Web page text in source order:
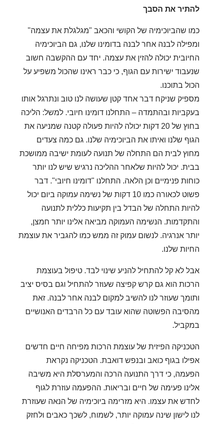
להתיר את הסבך
כמו שהביוכימיה של הקושי והכאב "מגלגלת את עצמה"
ומפילה לבנה אחר לבנה בדומינו שלנו, גם הביוכימיה
החיובית יכולה להזין את עצמה. יחד עם ההקשבה חשוב
שנעבוד ישירות עם הגוף, כי כבר ראינו שהכול משפיע על
הכול בתוכנו.
מספיק שניקח דבר אחד קטן שעושה לנו טוב ונתרגל אותו
בעקביות ובהתמדה – התחלנו דומינו חיובי. למשל: הליכה
בחוץ של 20 דקות יכולה להיות פעולה קטנה שמניעה את
הגוף שלנו ואיתו את הביוכימיה שלנו. גם כמה צעדים
מחוץ לבית הם התחלה של תנועה לעומת ישיבה ממושכת
בבית. יכול להיות שלאחר ההליכה נרגיש שיש לנו יותר
כוחות פנימיים וכן הלאה. התחלנו "דומינו חיובי". דבר
פשוט לכאורה כמו 10 דקות של נשימה עמוקה ביום יכול
להיות התחלה של הבדל בין תקיעות כללית לתנועה
והתקדמות. הנשימה העמוקה מביאה אלינו יותר חמצן,
יותר אנרגיה. לנשום עמוק זה ממש כמו להגביר את עוצמת
החיות שלנו.
אבל לא קל להתחיל להניע שינוי לבד. טיפול בעוצמת
הרכות הוא גם קרש קפיצה שעוזר להתחיל וגם בסיס יציב
ותומך שעוזר לנו להשיב למקום לבנה אחר לבנה. זאת
מהסיבה הפשוטה שהוא עובד עם כל הרבדים האנושיים
במקביל.
הטכניקה הפיזית של עוצמת הרכות מפיחה חיים חדשים
אפילו בגוף כואב ובנפש דואבת. הטכניקה נקראת
הפעמה, כי דרך התנועה הרכה והמערסלת היא משיבה
אלינו פעימה של חיים ובריאות. ההפעמה עוזרת לגוף
לחדש את עצמו. היא מזרימה ביוכימיה של הנאה שעוזרת
לנו לישון שינה עמוקה יותר, לשמוח, לשכך כאבים ולחזק